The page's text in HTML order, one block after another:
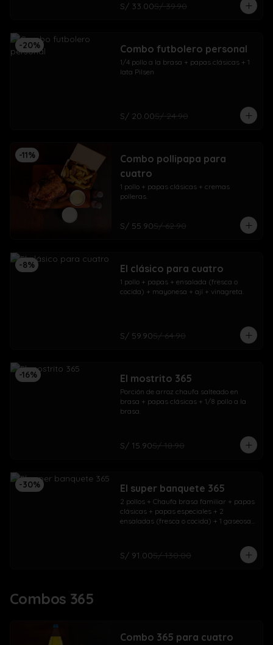
S/ 33.00S/ 39.90
-20% Combo futbolero personal
1/4 pollo a la brasa + papas clásicas + 1
lata Pilsen
S/ 20.00S/ 24.90
-11%
Combo pollipapa para
cuatro
1 pollo + papas clásicas + cremas
polleras.
S/ 55.90S/ 62.90
-8% El clásico para cuatro
1 pollo + papas + ensalada (fresca o
cocida) + mayonesa + ají + vinagreta.
S/ 59.90S/ 64.90
-16% El mostrito 365
Porción de arroz chaufa salteado en
brasa + papas clásicas + 1/8 pollo a la
brasa.
S/ 15.90S/ 18.90
-30% El super banquete 365
2 pollos + Chaufa brasa familiar + papas
clásicas + papas especiales + 2
ensaladas (fresca o cocida) + 1 gaseosa
S/ 91.00S/ 130.00
Combos 365
Combo 365 para cuatro